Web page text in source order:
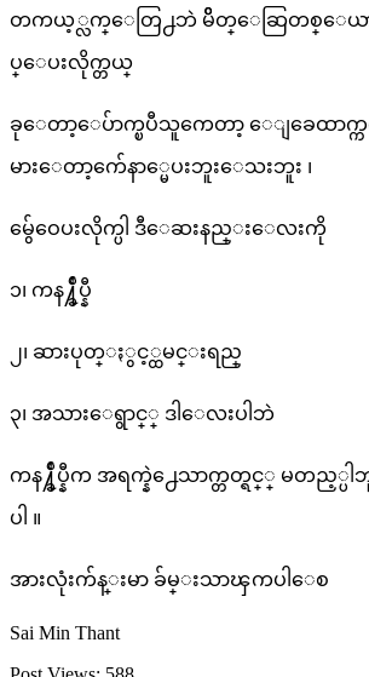
တကယ့္လက္ေတြ႕ဘဲ မိိတ္ေဆြတစ္ေယာ
ပ္ေပးလိုက္တယ္
ခုေတာ့ေပ်ာက္ၿပီသူကေတာ့ ေျခေထာက္ကစျ
မားေတာ့က်ေနာ္မေပးဘူးေသးဘူး ၊
မွ်ေဝေပးလိုက္ပါ ဒီေဆးနည္းေလးကို
၁၊ ကန႔္ခ်ဳပ္နီ
၂၊ ဆားပုတ္ႏွင့္ထမင္းရည္
၃၊ အသားေရွာင္္ ဒါေလးပါဘဲ
ကန႔္ခ်ဳပ္နီက အရက္နဲ႕ေသာက္တတ္ရင္္ မတည့္ပ
ပါ ။
အားလုံးက်န္းမာ ခ်မ္းသာၾကပါေစ
Sai Min Thant